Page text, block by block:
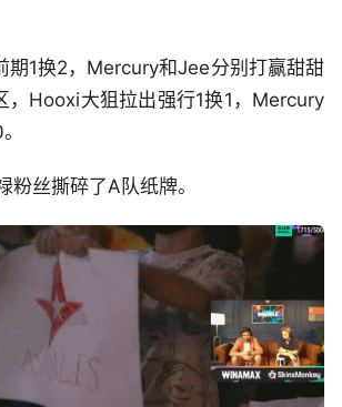
期1换2，Mercury和Jee分别打赢甜甜
，Hooxi大狙拉出强行1换1，Mercury
粉丝撕碎了A队纸牌。